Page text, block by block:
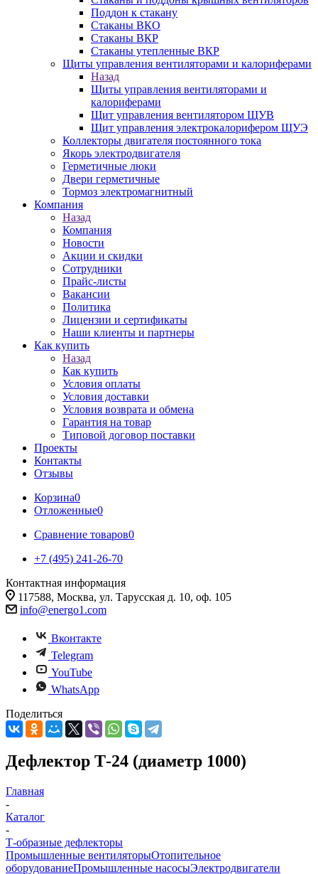
Поддон к стакану
Стаканы ВКО
Стаканы ВКР
Стаканы утепленные ВКР
Щиты управления вентиляторами и калориферами
Назад
Щиты управления вентиляторами и
калориферами
Щит управления вентилятором ЩУВ
Щит управления электрокалорифером ЩУЭ
Коллекторы двигателя постоянного тока
Якорь электродвигателя
Герметичные люки
Двери герметичные
Тормоз электромагнитный
Компания
Назад
Компания
Новости
Акции и скидки
Сотрудники
Прайс-листы
Вакансии
Политика
Лицензии и сертификаты
Наши клиенты и партнеры
Как купить
Назад
Как купить
Условия оплаты
Условия доставки
Условия возврата и обмена
Гарантия на товар
Типовой договор поставки
Проекты
Контакты
Отзывы
Корзина0
Отложенные0
Сравнение товаров0
+7 (495) 241-26-70
Контактная информация
117588, Москва, ул. Тарусская д. 10, оф. 105
info@energo1.com
Вконтакте
Telegram
YouTube
WhatsApp
Поделиться
Дефлектор Т-24 (диаметр 1000)
Главная
-
Каталог
-
Т-образные дефлекторы
Промышленные вентиляторыОтопительное
оборудованиеПромышленные насосыЭлектродвигатели